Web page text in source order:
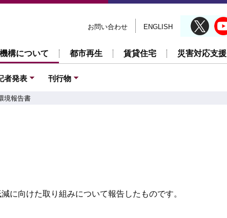
お問い合わせ ENGLISH
構について 都市再生 賃貸住宅 災害対応支援
者発表 刊行物
境報告書
に向けた取り組みについて報告したものです。